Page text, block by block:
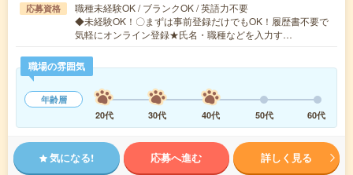
応募資格
職種未経験OK / ブランクOK / 英語力不要
◆未経験OK！〇まずは事前登録だけでもOK！履歴書不要で
気軽にオンライン登録★氏名・職種などを入力す…
職場の雰囲気
年齢層
20代
30代 40代 50代 60代
気になる! 応募へ進む 詳しく見る